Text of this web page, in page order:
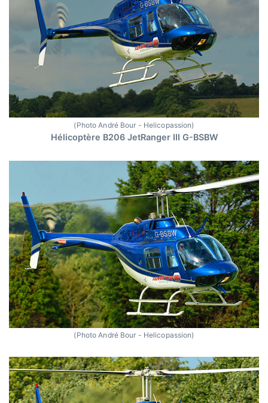
(Photo André Bour - Helicopassion)
Hélicoptère B206 JetRanger III G-BSBW
(Photo André Bour - Helicopassion)